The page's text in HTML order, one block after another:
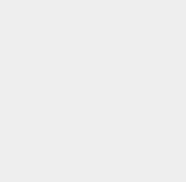
Informationen
die mit